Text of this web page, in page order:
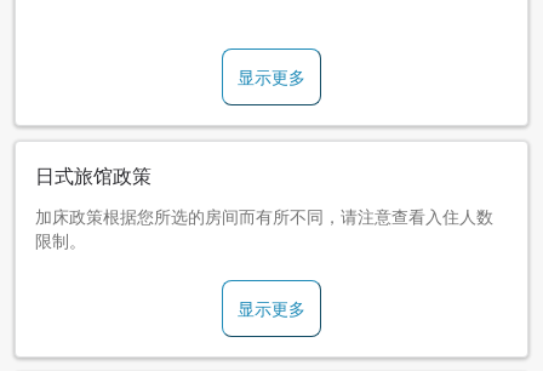
开车前来时，请将车停在姐妹馆“鸥风亭酒店”的停车场，之后告
提供从姐妹馆“鸥风亭酒店”到本馆的接送服务。(约需3分钟；步
行约需10分钟。）
显示更多
日式旅馆政策
加床政策根据您所选的房间而有所不同，请注意查看入住人数
限制。
显示更多